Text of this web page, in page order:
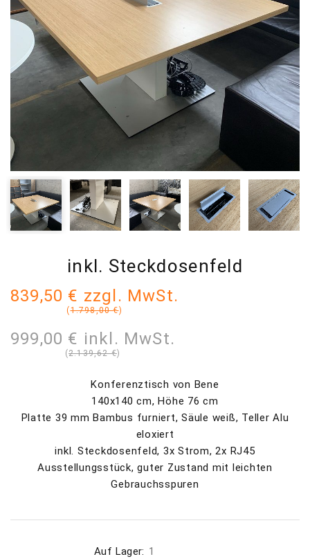
inkl. Steckdosenfeld
839,50 € zzgl. MwSt.
(1.798,00 €)
999,00 € inkl. MwSt.
(2.139,62 €)
Konferenztisch von Bene
140x140 cm, Höhe 76 cm
Platte 39 mm Bambus furniert, Säule weiß, Teller Alu
eloxiert
inkl. Steckdosenfeld, 3x Strom, 2x RJ45
Ausstellungsstück, guter Zustand mit leichten
Gebrauchsspuren
Auf Lager: 1